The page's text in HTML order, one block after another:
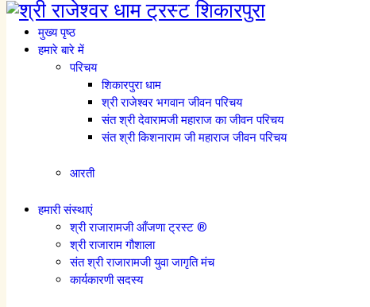
मुख्य पृष्ठ
हमारे बारे में
परिचय
शिकारपुरा धाम
श्री राजेश्वर भगवान जीवन परिचय
संत श्री देवारामजी महाराज का जीवन परिचय
संत श्री किशनाराम जी महाराज जीवन परिचय
आरती
हमारी संस्थाएं
श्री राजारामजी आँजणा ट्रस्ट ®
श्री राजाराम गौशाला
संत श्री राजारामजी युवा जागृति मंच
कार्यकारणी सदस्य